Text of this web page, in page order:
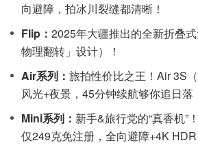
向避障，拍冰川裂缝都清晰！
Flip： 2025年大疆推出的全新折叠
物理翻转」设计）！
Air系列： 旅拍性价比之王！Air 3S
风光+夜景，45分钟续航够你追日落
Mini系列： 新手&旅行党的“真香机”
仅249克免注册，全向避障+4K HDR